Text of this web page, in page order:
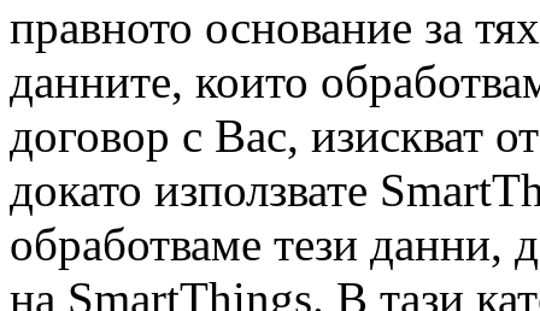
правното основание за
данните, които
договор с Вас, изискват
докато използвате
обработваме тези данни,
на SmartThings. В тази